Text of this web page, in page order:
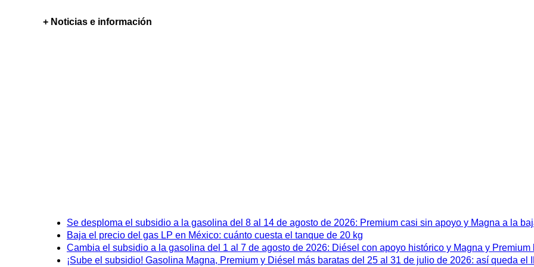
+ Noticias e información
Se desploma el subsidio a la gasolina del 8 al 14 de agosto de 2026: Premium casi sin apoyo y Magna a la
Baja el precio del gas LP en México: cuánto cuesta el tanque de 20 kg
Cambia el subsidio a la gasolina del 1 al 7 de agosto de 2026: Diésel con apoyo histórico y Magna y Premium
¡Sube el subsidio! Gasolina Magna, Premium y Diésel más baratas del 25 al 31 de julio de 2026: así queda el